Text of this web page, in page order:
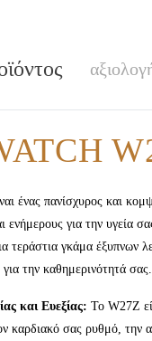
ένας πανίσχυρος και
ενήμερους για την υγεία
τεράστια γκάμα έξυπνων
την καθημερινότητά σας.
και Ευεξίας: Το W27Z
καρδιακό σας ρυθμό, την